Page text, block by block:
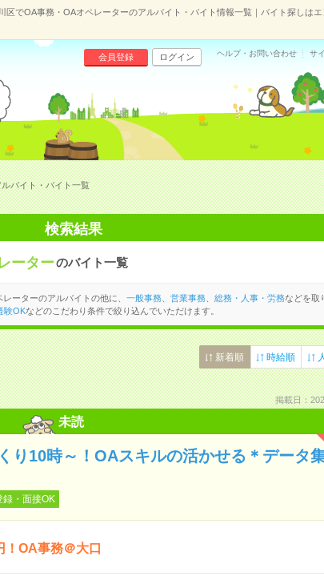
区でOA事務・OAオペレーターのアルバイト・バイト情報一覧｜バイト探しはエ
会員登録 ログイン ヘルプ・お問い合わせ サ
バイト・バイト一覧
検索結果
ーターのバイト一覧
ーターのアルバイトの他に、 一般事務、 営業事務、 総務・人事・労務などを取
験OKなどのこだわり条件で絞り込んでいただけます。
新着順 時給順
掲載日：
未読
り10時～！OAスキルの活かせる＊データ
録・面接OK
！OA事務＠大口